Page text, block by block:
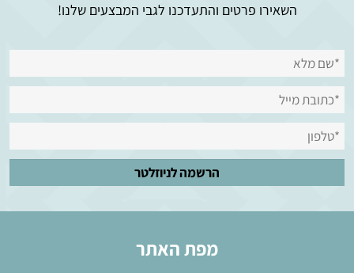
השאירו פרטים והתעדכנו לגבי המבצעים שלנו!
מפת האתר